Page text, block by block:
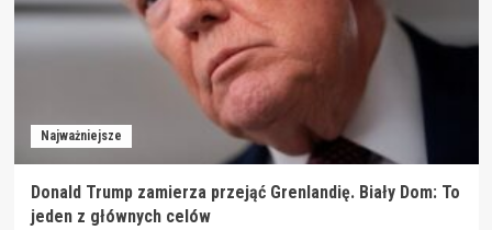
Najważniejsze
Donald Trump zamierza przejąć Grenlandię. Biały Dom: To
jeden z głównych celów